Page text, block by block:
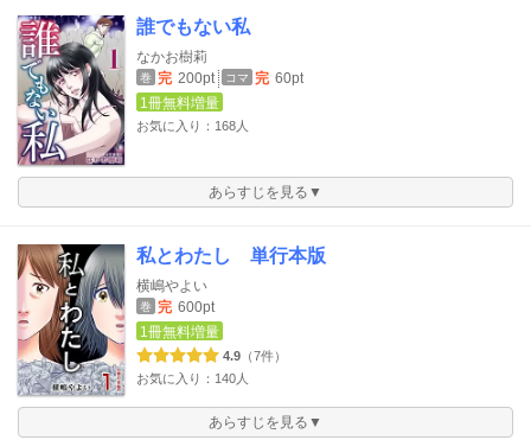
誰でもない私
なかお樹莉
巻 完 200pt コマ 完 60pt
1冊無料増量
お気に入り：168人
あらすじを見る▼
私とわたし 単行本版
横嶋やよい
巻 完 600pt
1冊無料増量
4.9 （7件）
お気に入り：140人
あらすじを見る▼